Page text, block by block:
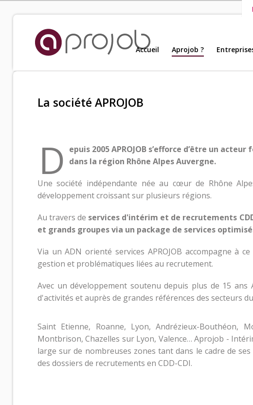
Accueil
Aprojob ?
Entreprises
Candidats
Contacts et agences
Accueil Aprojob ?
La société APROJOB
D epuis 2005 APROJOB s’efforce d’être un
dans la région Rhône Alpes Auvergne.
Une société indépendante née au cœur de Rhône
développement croissant sur plusieurs régions.
Au travers de services d'intérim et de recrutements
et grands groupes via un package de services
Via un ADN orienté services APROJOB accompagne à
gestion et problématiques liées au recrutement.
Avec un développement soutenu depuis plus de 15 ans
d'activités et auprès de grandes références des secteurs
Saint Etienne, Roanne, Lyon, Andrézieux-Bouthéon,
Montbrison, Chazelles sur Lyon, Valence… Aprojob -
large sur de nombreuses zones tant dans le cadre de
des dossiers de recrutements en CDD-CDI.